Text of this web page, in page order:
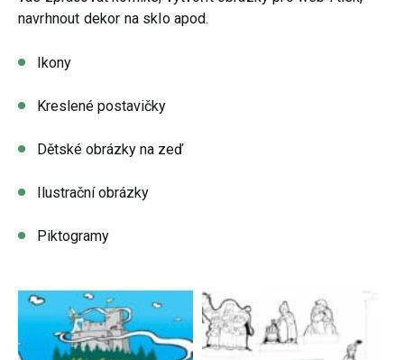
navrhnout dekor na sklo apod.
Ikony
Kreslené postavičky
Dětské obrázky na zeď
Ilustrační obrázky
Piktogramy